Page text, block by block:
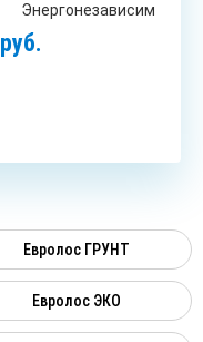
Энергонезависим
руб.
Евролос ГРУНТ
Евролос ЭКО